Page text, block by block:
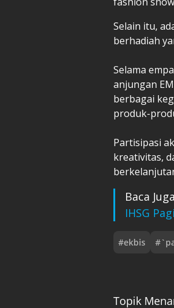
Selain itu,
berhadiah
Selama
anjungan
berbagai
produk-
Partisipasi
kreativitas,
Baca
IHSG
#ekbis #
Topik